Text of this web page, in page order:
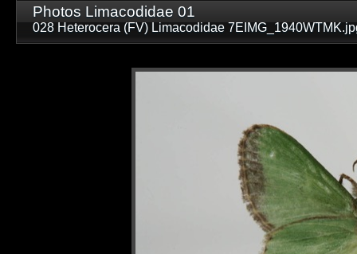
Photos Limacodidae 01
028 Heterocera (FV) Limacodidae